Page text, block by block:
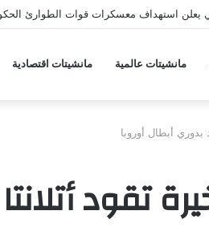
استهداف معسكرات قوات الطوارئ
مانشيتات عالمية مانشيتات اقتصادية
بدوري أبطال أوروبا
تقود